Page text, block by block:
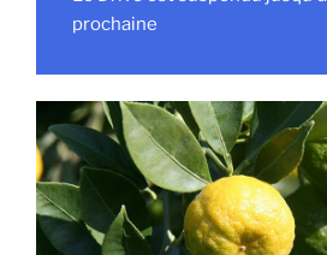
prochaine